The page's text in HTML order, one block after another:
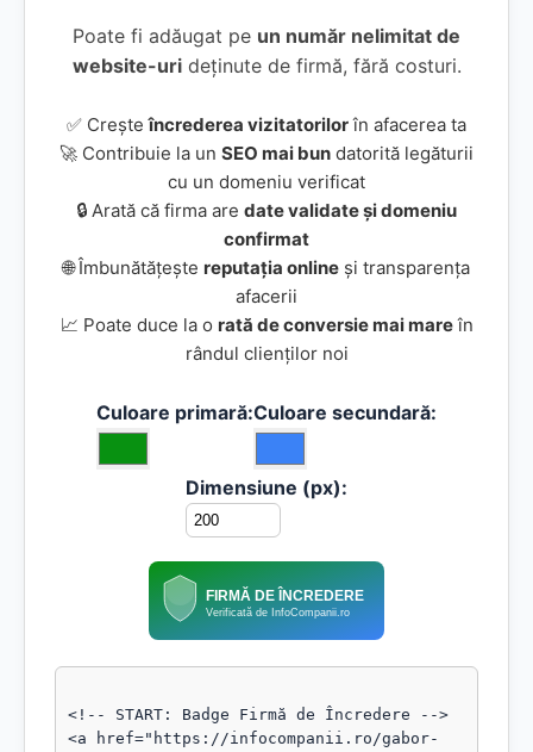
Poate fi adăugat pe un număr nelimitat de
website-urideținute de firmă, fără costuri.
✅ Creșteîncrederea vizitatorilorîn afacerea ta
🚀 Contribuie la un SEO mai bun datorită legăturii
cu un domeniu verificat
🔒 Arată că firma are date validate și domeniu
confirmat
🌐 Îmbunătățește reputația online și transparența
afacerii
📈 Poate duce la o rată de conversie mai mareîn
rândul clienților noi
Culoare primară:Culoare secundară:
Dimensiune (px):
FIRMĂ DE ÎNCREDERE
Verificată de InfoCompanii.ro
<!-- START: Badge Firmă de Încredere -->
<a href="https://infocompanii.ro/gabor-